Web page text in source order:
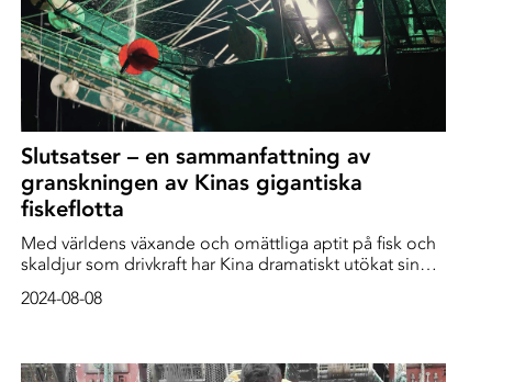
Slutsatser – en sammanfattning av
granskningen av Kinas gigantiska
fiskeflotta
Med världens växande och omättliga aptit på fisk och
skaldjur som drivkraft har Kina dramatiskt utökat sin
fartyg är den kinesiska fjärrfiskeflottan mer än dubbelt
2024-08-08